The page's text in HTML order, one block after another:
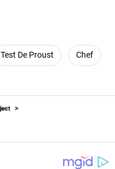
Test De Proust Chef